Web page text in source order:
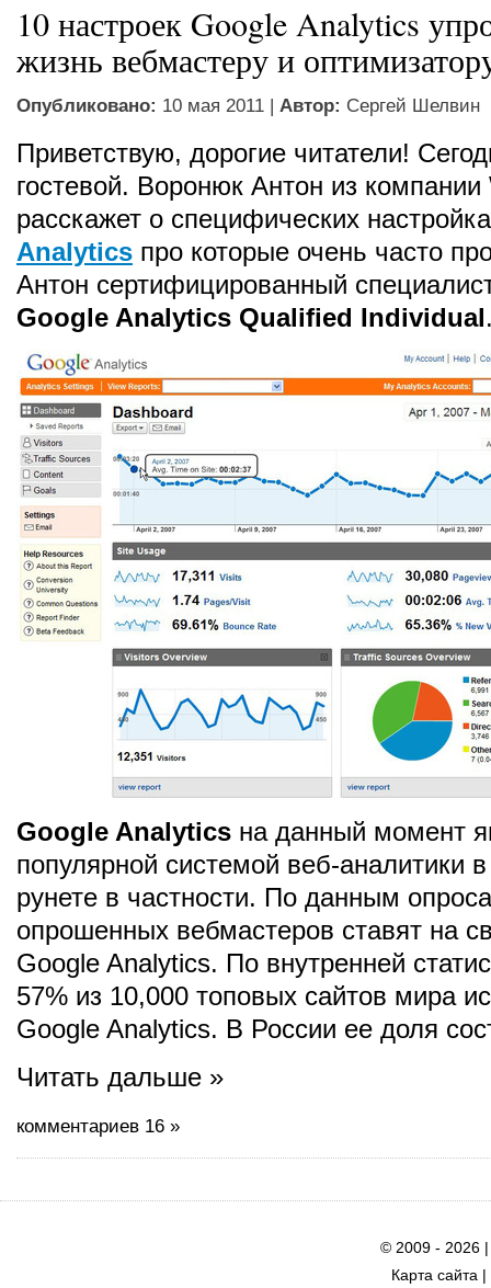
10 настроек Google Analytics
жизнь вебмастеру и
Опубликовано: 10 мая 2011 | Автор: Сергей Шелвин
Приветствую, дорогие читатели!
гостевой. Воронюк Антон из
расскажет о специфических
Analytics про которые очень часто
Антон сертифицированный
Google Analytics Qualified Individual
Google Analytics на данный момент
популярной системой веб-аналитики
рунете в частности. По данным
опрошенных вебмастеров ставят на
Google Analytics. По внутренней
57% из 10,000 топовых сайтов мира
Google Analytics. В России ее доля
Читать дальше »
комментариев 16 »
© 2009 - 2026
Карта сайта